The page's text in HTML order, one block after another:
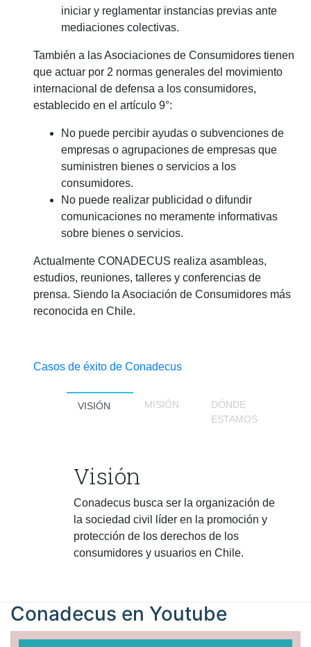
iniciar y reglamentar instancias previas ante
mediaciones colectivas.
También a las Asociaciones de Consumidores tienen
que actuar por 2 normas generales del movimiento
internacional de defensa a los consumidores,
establecido en el artículo 9°:
No puede percibir ayudas o subvenciones de
empresas o agrupaciones de empresas que
suministren bienes o servicios a los
consumidores.
No puede realizar publicidad o difundir
comunicaciones no meramente informativas
sobre bienes o servicios.
Actualmente CONADECUS realiza asambleas,
estudios, reuniones, talleres y conferencias de
prensa. Siendo la Asociación de Consumidores más
reconocida en Chile.
Casos de éxito de Conadecus
VISIÓN MISIÓN
DÓNDE
ESTAMOS
Visión
Conadecus busca ser la organización de
la sociedad civil líder en la promoción y
protección de los derechos de los
consumidores y usuarios en Chile.
Conadecus en Youtube